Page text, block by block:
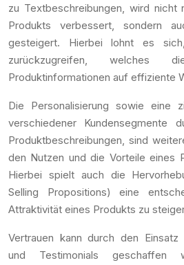
zu Textbeschreibungen, wird nicht
Produkts verbessert, sondern
gesteigert. Hierbei lohnt es
zurückzugreifen, welches
Produktinformationen auf effiziente
Die Personalisierung sowie eine
verschiedener Kundensegmente
Produktbeschreibungen, sind
den Nutzen und die Vorteile eines
Hierbei spielt auch die
Selling Propositions) eine
Attraktivität eines Produkts zu
Vertrauen kann durch den Einsatz
und Testimonials geschaffen